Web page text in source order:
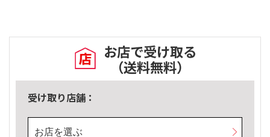
お店で受け取る
（送料無料）
受け取り店舗：
お店を選ぶ